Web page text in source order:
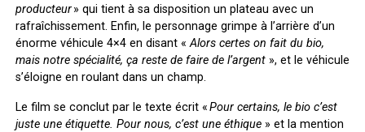
producteur» qui tient à sa disposition un plateau avec un
rafraîchissement. Enfin, le personnage grimpe à l’arrière d’un
énorme véhicule 4×4 en disant « Alors certes on fait du bio,
mais notre spécialité, ça reste de faire de l’argent», et le véhicule
s’éloigne en roulant dans un champ.
Le film se conclut par le texte écrit «Pour certains, le bio c’est
juste une étiquette. Pour nous, c’est une éthique» et la mention